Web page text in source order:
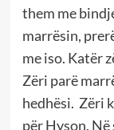
them me
marrësin,
me iso. Katër
Zëri parë
hedhësi. Zëri
për Hyson.